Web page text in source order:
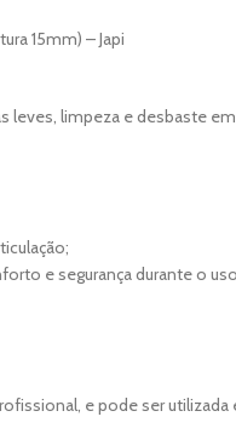
15mm) – Japi
leves, limpeza e desbaste
e segurança durante o
e pode ser